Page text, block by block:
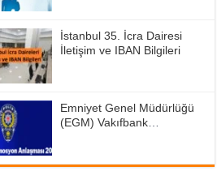
İstanbul 35. İcra Dairesi
İletişim ve IBAN Bilgileri
Emniyet Genel Müdürlüğü
(EGM) Vakıfbank